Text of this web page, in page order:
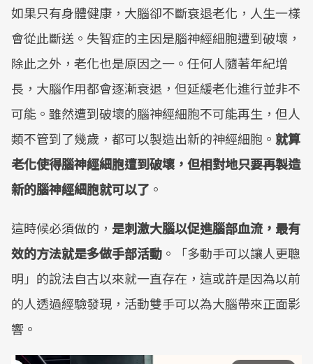
如果只有身體健康，大腦卻不斷衰退老化，人生一樣
會從此斷送。失智症的主因是腦神經細胞遭到破壞，
除此之外，老化也是原因之一。任何人隨著年紀增
長，大腦作用都會逐漸衰退，但延緩老化進行並非不
可能。雖然遭到破壞的腦神經細胞不可能再生，但人
類不管到了幾歲，都可以製造出新的神經細胞。 就算
老化使得腦神經細胞遭到破壞，但相對地只要再製造
新的腦神經細胞就可以了 。
這時候必須做的， 是刺激大腦以促進腦部血流，最有
效的方法就是多做手部活動 。「多動手可以讓人更聰
明」的說法自古以來就一直存在，這或許是因為以前
的人透過經驗發現，活動雙手可以為大腦帶來正面影
響。